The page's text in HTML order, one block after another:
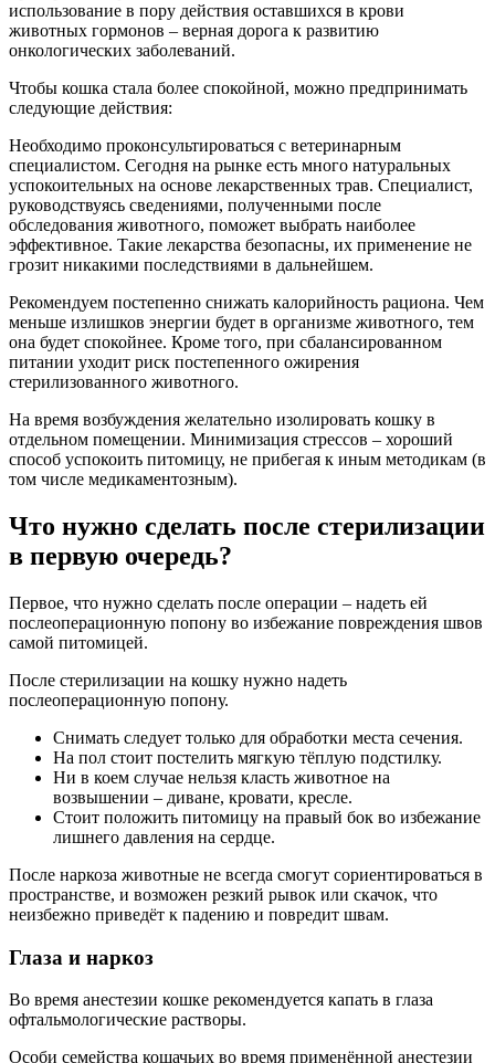
использование в пору действия оставшихся в крови
животных гормонов – верная дорога к развитию
онкологических заболеваний.
Чтобы кошка стала более спокойной, можно предпринимать
следующие действия:
Необходимо проконсультироваться с ветеринарным
специалистом. Сегодня на рынке есть много натуральных
успокоительных на основе лекарственных трав. Специалист,
руководствуясь сведениями, полученными после
обследования животного, поможет выбрать наиболее
эффективное. Такие лекарства безопасны, их применение не
грозит никакими последствиями в дальнейшем.
Рекомендуем постепенно снижать калорийность рациона. Чем
меньше излишков энергии будет в организме животного, тем
она будет спокойнее. Кроме того, при сбалансированном
питании уходит риск постепенного ожирения
стерилизованного животного.
На время возбуждения желательно изолировать кошку в
отдельном помещении. Минимизация стрессов – хороший
способ успокоить питомицу, не прибегая к иным методикам (в
том числе медикаментозным).
Что нужно сделать после стерилизации
в первую очередь?
Первое, что нужно сделать после операции – надеть ей
послеоперационную попону во избежание повреждения швов
самой питомицей.
После стерилизации на кошку нужно надеть
послеоперационную попону.
Снимать следует только для обработки места сечения.
На пол стоит постелить мягкую тёплую подстилку.
Ни в коем случае нельзя класть животное на
возвышении – диване, кровати, кресле.
Стоит положить питомицу на правый бок во избежание
лишнего давления на сердце.
После наркоза животные не всегда смогут сориентироваться в
пространстве, и возможен резкий рывок или скачок, что
неизбежно приведёт к падению и повредит швам.
Глаза и наркоз
Во время анестезии кошке рекомендуется капать в глаза
офтальмологические растворы.
Особи семейства кошачьих во время применённой анестезии